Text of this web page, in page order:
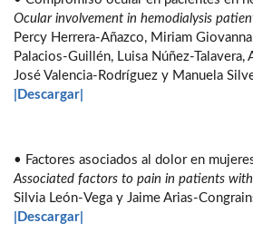
Ocular involvement in hemodialysis
Percy Herrera-Añazco, Miriam
Palacios-Guillén, Luisa Núñez-
José Valencia-Rodríguez y Manuela
|Descargar|
• Factores asociados al dolor en
Associated factors to pain in patients
Silvia León-Vega y Jaime Arias-
|Descargar|